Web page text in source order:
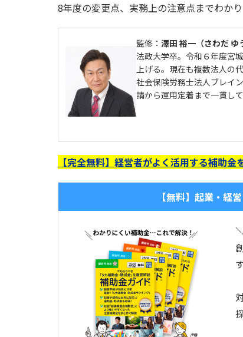
8年度の変更点、実務上の注意点までわかり
監修： 澤田 裕一（さわだ ゆ
法政大学卒。令和６年度宮
上げる。現在も複数法人の代
社会保険労務士法人ブレイ
請から運用定着まで一貫し
【完全無料】経営者がよく活用する補助
【無料】起業・経